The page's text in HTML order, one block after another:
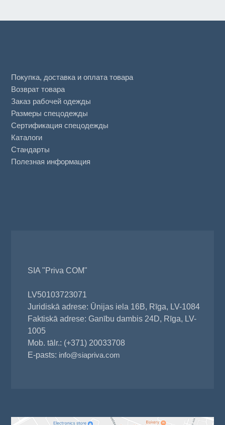
Покупка, доставка и оплата товара
Возврат товара
Заказ рабочей одежды
Размеры спецодежды
Сертификация спецодежды
Каталоги
Стандарты
Полезная информация
SIA "Priva COM"
LV50103723071
Juridiskā adrese: Ūnijas iela 16B, Rīga, LV-1084
Faktiskā adrese: Ganību dambis 24D, Rīga, LV-
1005
Mob. tālr.: (+371) 20033708
E-pasts: info@siapriva.com